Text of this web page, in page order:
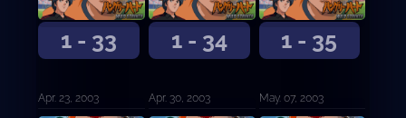
1 - 33
Apr. 23, 2003
1 - 34
Apr. 30, 2003
1 - 35
May. 07, 2003